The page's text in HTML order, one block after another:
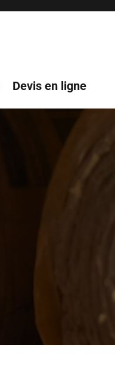
Devis en ligne